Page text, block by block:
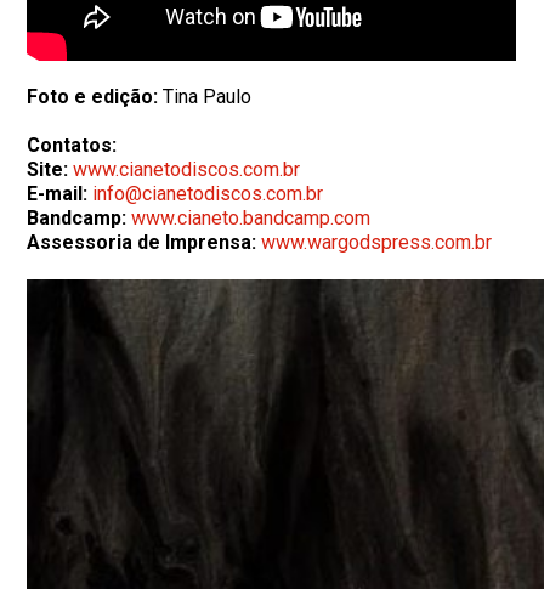
Foto e edição:Tina Paulo
Contatos:
Site:www.cianetodiscos.com.br
E-mail: info@cianetodiscos.com.br
Bandcamp: www.cianeto.bandcamp.com
Assessoria de Imprensa: www.wargodspress.com.br